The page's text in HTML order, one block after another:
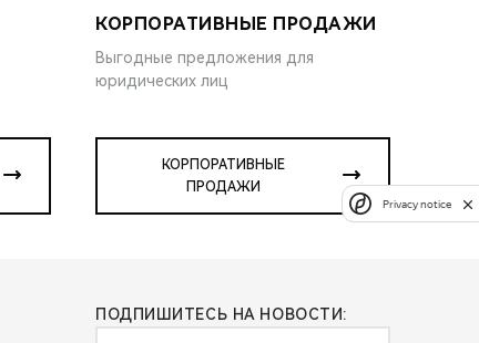
КОРПОРАТИВНЫЕ ПРОДАЖИ
Выгодные предложения для
юридических лиц
КОРПОРАТИВНЫЕ
ПРОДАЖИ
ПОДПИШИТЕСЬ НА НОВОСТИ:
Privacy notice